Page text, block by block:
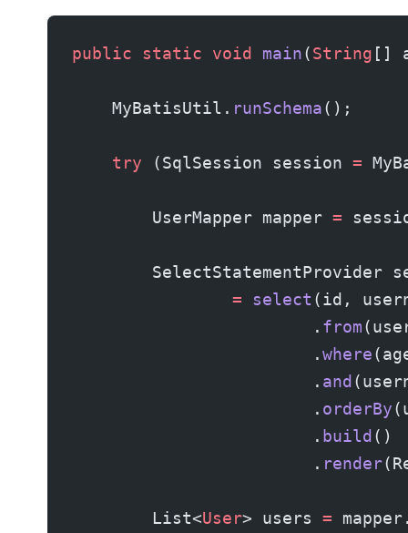
public static void main(String []
    MyBatisUtil.
runSchema();
    try
(SqlSession session =
        UserMapper mapper
=
SelectStatementProvider
                =
select (id,
                        .
from
                        .
where
                        .
and
                        .
orderBy
                        .
build()
                        .
render
        List<
User> users =